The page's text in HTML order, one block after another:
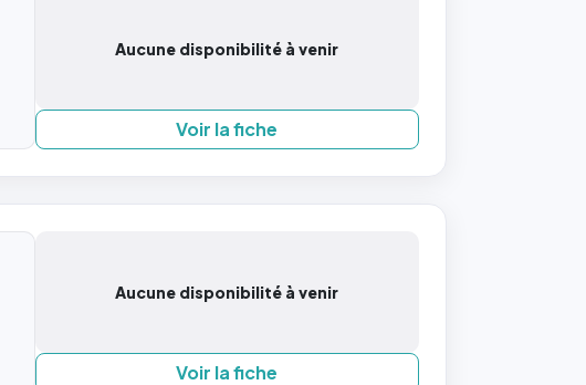
Aucune disponibilité à venir
Voir la fiche
Aucune disponibilité à venir
Voir la fiche